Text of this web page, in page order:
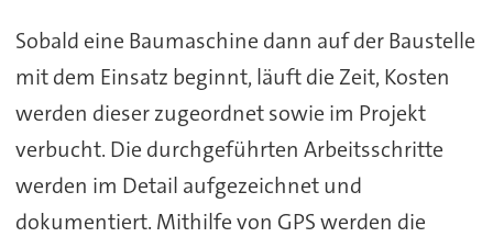
Sobald eine Baumaschine dann auf der Baustelle
mit dem Einsatz beginnt, läuft die Zeit, Kosten
werden dieser zugeordnet sowie im Projekt
verbucht. Die durchgeführten Arbeitsschritte
werden im Detail aufgezeichnet und
dokumentiert. Mithilfe von GPS werden die